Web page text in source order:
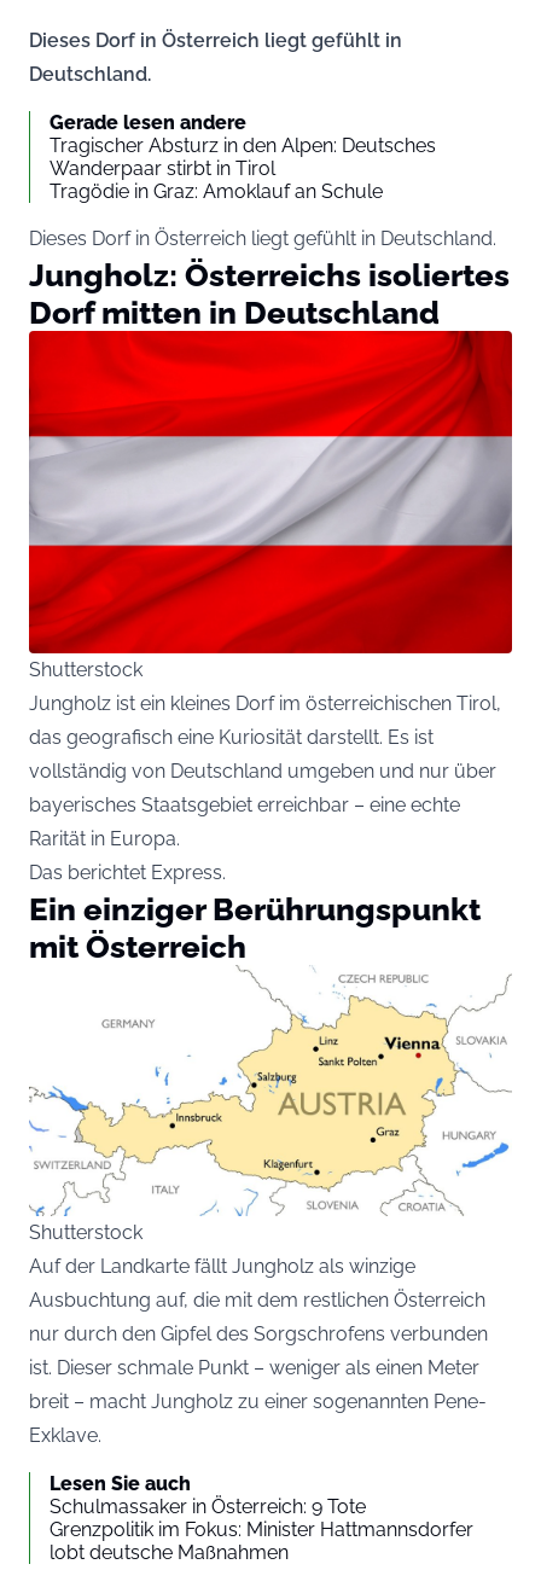
Dieses Dorf in Österreich liegt gefühlt in
Deutschland.
Gerade lesen andere
Tragischer Absturz in den Alpen: Deutsches
Wanderpaar stirbt in Tirol
Tragödie in Graz: Amoklauf an Schule
Dieses Dorf in Österreich liegt gefühlt in Deutschland.
Jungholz: Österreichs isoliertes
Dorf mitten in Deutschland
Shutterstock
Jungholz ist ein kleines Dorf im österreichischen Tirol,
das geografisch eine Kuriosität darstellt. Es ist
vollständig von Deutschland umgeben und nur über
bayerisches Staatsgebiet erreichbar – eine echte
Rarität in Europa.
Das berichtet Express.
Ein einziger Berührungspunkt
mit Österreich
Shutterstock
Auf der Landkarte fällt Jungholz als winzige
Ausbuchtung auf, die mit dem restlichen Österreich
nur durch den Gipfel des Sorgschrofens verbunden
ist. Dieser schmale Punkt – weniger als einen Meter
breit – macht Jungholz zu einer sogenannten Pene-
Exklave.
Lesen Sie auch
Schulmassaker in Österreich: 9 Tote
Grenzpolitik im Fokus: Minister Hattmannsdorfer
lobt deutsche Maßnahmen